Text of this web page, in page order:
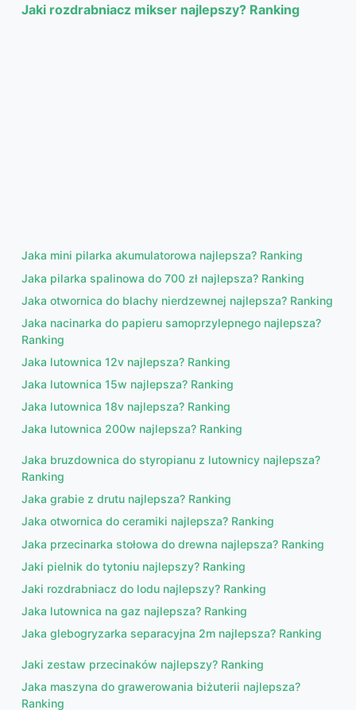
Jaki rozdrabniacz mikser najlepszy? Ranking
Jaka mini pilarka akumulatorowa najlepsza? Ranking
Jaka pilarka spalinowa do 700 zł najlepsza? Ranking
Jaka otwornica do blachy nierdzewnej najlepsza? Ranking
Jaka nacinarka do papieru samoprzylepnego najlepsza?
Ranking
Jaka lutownica 12v najlepsza? Ranking
Jaka lutownica 15w najlepsza? Ranking
Jaka lutownica 18v najlepsza? Ranking
Jaka lutownica 200w najlepsza? Ranking
Jaka bruzdownica do styropianu z lutownicy najlepsza?
Ranking
Jaka grabie z drutu najlepsza? Ranking
Jaka otwornica do ceramiki najlepsza? Ranking
Jaka przecinarka stołowa do drewna najlepsza? Ranking
Jaki pielnik do tytoniu najlepszy? Ranking
Jaki rozdrabniacz do lodu najlepszy? Ranking
Jaka lutownica na gaz najlepsza? Ranking
Jaka glebogryzarka separacyjna 2m najlepsza? Ranking
Jaki zestaw przecinaków najlepszy? Ranking
Jaka maszyna do grawerowania biżuterii najlepsza?
Ranking